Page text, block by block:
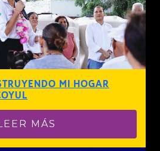
MI HOGAR
MÁS